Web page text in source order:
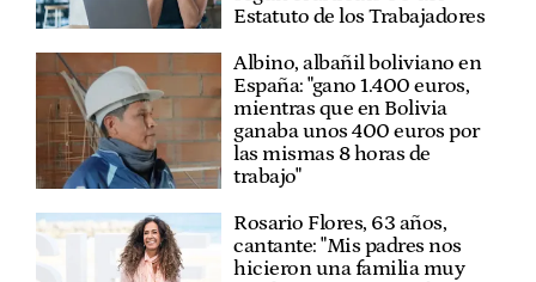
Estatuto de los Trabajadores
Albino, albañil boliviano en
España: "gano 1.400 euros,
mientras que en Bolivia
ganaba unos 400 euros por
las mismas 8 horas de
trabajo"
Rosario Flores, 63 años,
cantante: "Mis padres nos
hicieron una familia muy